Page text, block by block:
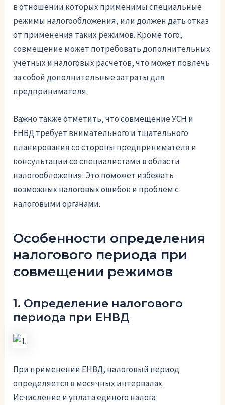
в отношении которых применимы специальные
режимы налогообложения, или должен дать отказ
от применения таких режимов. Кроме того,
совмещение может потребовать дополнительных
учетных и налоговых расчетов, что может повлечь
за собой дополнительные затраты для
предпринимателя.
Важно также отметить, что совмещение УСН и
ЕНВД требует внимательного и тщательного
планирования со стороны предпринимателя и
консультации со специалистами в области
налогообложения. Это поможет избежать
возможных налоговых ошибок и проблем с
налоговыми органами.
Особенности определения
налогового периода при
совмещении режимов
1. Определение налогового
периода при ЕНВД
При применении ЕНВД, налоговый период
определяется в месячных интервалах.
Исчисление и уплата единого налога